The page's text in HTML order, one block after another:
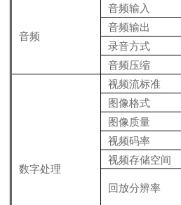
音频
音频输入
音频输出
录音方式
音频压缩
数字处理
视频流标准
图像格式
图像质量
视频码率
视频存储空间
回放分辨率